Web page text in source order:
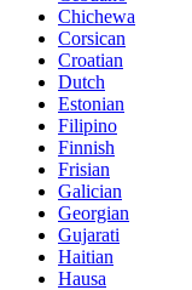
Chichewa
Corsican
Croatian
Dutch
Estonian
Filipino
Finnish
Frisian
Galician
Georgian
Gujarati
Haitian
Hausa